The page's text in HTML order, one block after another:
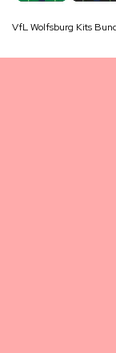
VfL Wolfsburg Kits